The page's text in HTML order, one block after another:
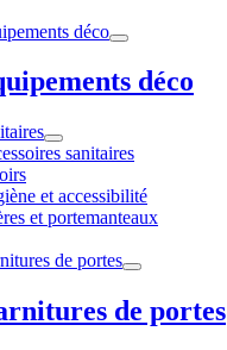
déco
déco
sanitaires
et accessibilité
et portemanteaux
de portes
de portes